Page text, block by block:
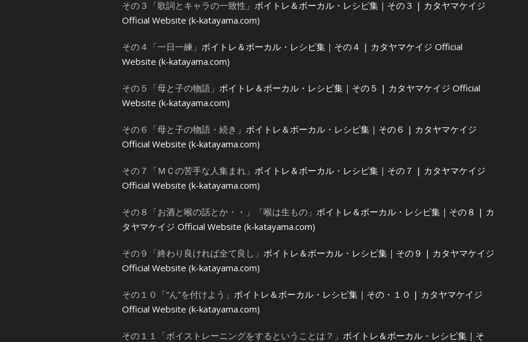
その３「歌詞とキャラの一致性」 ボイトレ＆ボーカル・レシピ集｜その３ | カタヤマケイジ
Official Website (k-katayama.com)
その４「一日一練」 ボイトレ＆ボーカル・レシピ集｜その４ | カタヤマケイジ Official
Website (k-katayama.com)
その５「母と子の物語」 ボイトレ＆ボーカル・レシピ集｜その５ | カタヤマケイジ Official
Website (k-katayama.com)
その６「母と子の物語・続き」 ボイトレ＆ボーカル・レシピ集｜その６ | カタヤマケイジ
Official Website (k-katayama.com)
その７「ＭＣの苦手な人集まれ」 ボイトレ＆ボーカル・レシピ集｜その７ | カタヤマケイジ
Official Website (k-katayama.com)
その８「お酒と喉の話とか・・」「喉は生もの」 ボイトレ＆ボーカル・レシピ集｜その８ | カ
タヤマケイジ Official Website (k-katayama.com)
その９「終わり良ければ全て良し」 ボイトレ＆ボーカル・レシピ集｜その９ | カタヤマケイジ
Official Website (k-katayama.com)
その１０「“ん”を付けよう」 ボイトレ＆ボーカル・レシピ集｜その・１０ | カタヤマケイジ
Official Website (k-katayama.com)
その１１「ボイストレーニングをするということは？」 ボイトレ＆ボーカル・レシピ集｜そ